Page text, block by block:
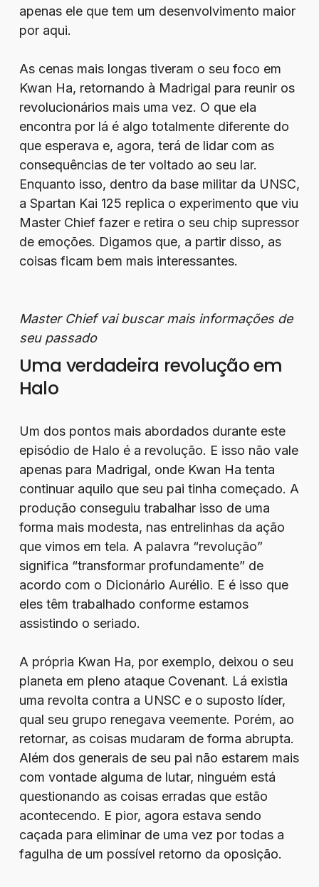
apenas ele que tem um desenvolvimento maior
por aqui.
As cenas mais longas tiveram o seu foco em
Kwan Ha, retornando à Madrigal para reunir os
revolucionários mais uma vez. O que ela
encontra por lá é algo totalmente diferente do
que esperava e, agora, terá de lidar com as
consequências de ter voltado ao seu lar.
Enquanto isso, dentro da base militar da UNSC,
a Spartan Kai 125 replica o experimento que viu
Master Chief fazer e retira o seu chip supressor
de emoções. Digamos que, a partir disso, as
coisas ficam bem mais interessantes.
Master Chief vai buscar mais informações de
seu passado
Uma verdadeira revolução em
Halo
Um dos pontos mais abordados durante este
episódio de Halo é a revolução. E isso não vale
apenas para Madrigal, onde Kwan Ha tenta
continuar aquilo que seu pai tinha começado. A
produção conseguiu trabalhar isso de uma
forma mais modesta, nas entrelinhas da ação
que vimos em tela. A palavra “revolução”
significa “transformar profundamente” de
acordo com o Dicionário Aurélio. E é isso que
eles têm trabalhado conforme estamos
assistindo o seriado.
A própria Kwan Ha, por exemplo, deixou o seu
planeta em pleno ataque Covenant. Lá existia
uma revolta contra a UNSC e o suposto líder,
qual seu grupo renegava veemente. Porém, ao
retornar, as coisas mudaram de forma abrupta.
Além dos generais de seu pai não estarem mais
com vontade alguma de lutar, ninguém está
questionando as coisas erradas que estão
acontecendo. E pior, agora estava sendo
caçada para eliminar de uma vez por todas a
fagulha de um possível retorno da oposição.